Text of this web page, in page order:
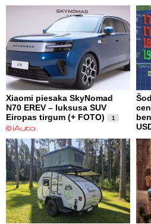
Xiaomi piesaka SkyNomad
N70 EREV – luksusa SUV
Eiropas tirgum (+ FOTO)
1